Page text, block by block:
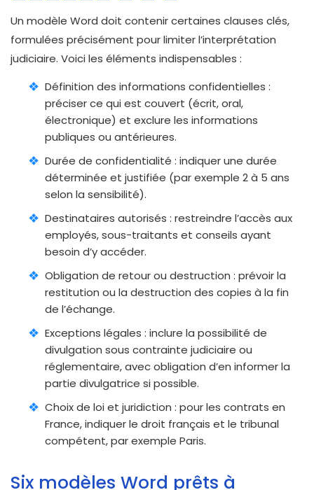
Un modèle Word doit contenir certaines clauses clés,
formulées précisément pour limiter l’interprétation
judiciaire. Voici les éléments indispensables :
Définition des informations confidentielles :
préciser ce qui est couvert (écrit, oral,
électronique) et exclure les informations
publiques ou antérieures.
Durée de confidentialité : indiquer une durée
déterminée et justifiée (par exemple 2 à 5 ans
selon la sensibilité).
Destinataires autorisés : restreindre l’accès aux
employés, sous-traitants et conseils ayant
besoin d’y accéder.
Obligation de retour ou destruction : prévoir la
restitution ou la destruction des copies à la fin
de l’échange.
Exceptions légales : inclure la possibilité de
divulgation sous contrainte judiciaire ou
réglementaire, avec obligation d’en informer la
partie divulgatrice si possible.
Choix de loi et juridiction : pour les contrats en
France, indiquer le droit français et le tribunal
compétent, par exemple Paris.
Six modèles Word prêts à